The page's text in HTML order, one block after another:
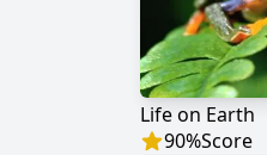
Life on Earth
90%Score